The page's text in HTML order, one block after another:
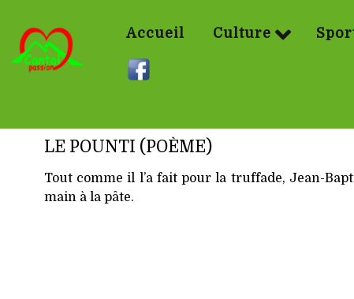
Accueil Culture
LE POUNTI (POÈME)
Tout comme il l’a fait pour la truffade, Jean-
main à la pâte.